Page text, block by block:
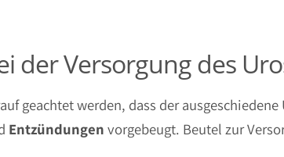
der Versorgung des
geachtet werden, dass der
Entzündungen vorgebeugt. Beutel zur